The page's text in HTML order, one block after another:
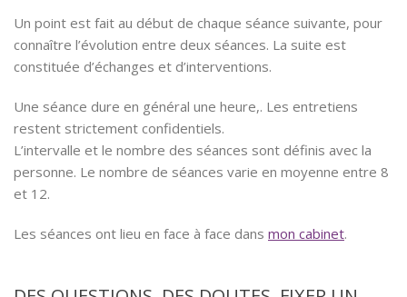
Un point est fait au début de chaque séance suivante, pour
connaître l’évolution entre deux séances. La suite est
constituée d’échanges et d’interventions.
Une séance dure en général une heure,. Les entretiens
restent strictement confidentiels.
L’intervalle et le nombre des séances sont définis avec la
personne. Le nombre de séances varie en moyenne entre 8
et 12.
Les séances ont lieu en face à face dans mon cabinet.